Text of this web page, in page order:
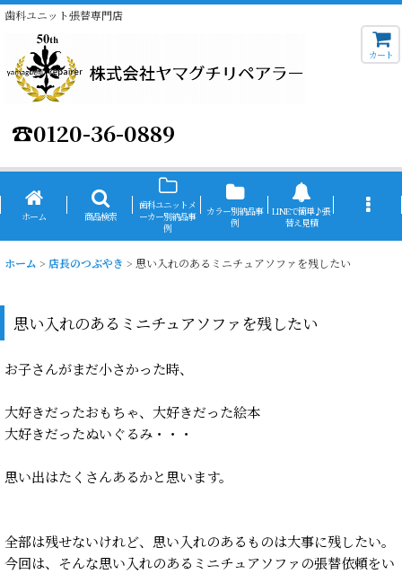
歯科ユニット張替専門店
☎0120-36-0889
カート
ホーム 商品検索
歯科ユニットメ
ーカー別納品事
例
カラー別納品事
例
LINEで簡単♪張
替え見積
ホーム > 店長のつぶやき > 思い入れのあるミニチュアソファを残したい
思い入れのあるミニチュアソファを残したい
お子さんがまだ小さかった時、
大好きだったおもちゃ、大好きだった絵本
大好きだったぬいぐるみ・・・
思い出はたくさんあるかと思います。
全部は残せないけれど、思い入れのあるものは大事に残したい。
今回は、そんな思い入れのあるミニチュアソファの張替依頼をい